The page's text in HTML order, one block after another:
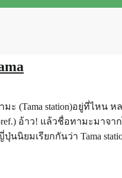
(Tama station)อยู่ที่ไหน
อ้าว! แล้วชื่อทามะมา
มเรียกกันว่า Tama station